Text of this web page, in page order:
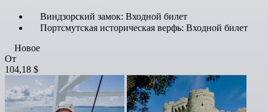
Виндзорский замок: Входной билет
Портсмутская историческая верфь: Входной билет
Новое
От
104,18 $